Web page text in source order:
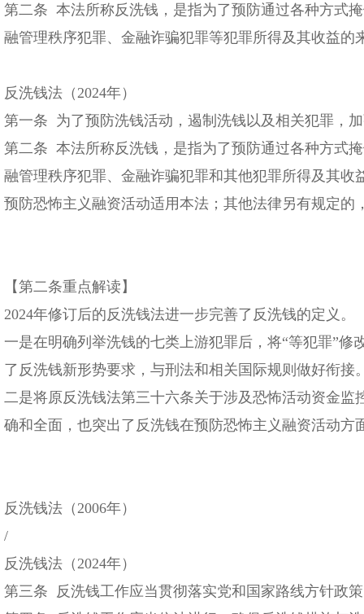
第二条 本法所称反洗钱，是指为了预防通过各种方式
融管理秩序犯罪、金融诈骗犯罪等犯罪所得及其收益
反洗钱法（2024年）
第一条 为了预防洗钱活动，遏制洗钱以及相关犯罪，
第二条 本法所称反洗钱，是指为了预防通过各种方式
融管理秩序犯罪、金融诈骗犯罪和其他犯罪所得及其
预防恐怖主义融资活动适用本法；其他法律另有规定的
【第二条重点解读】
2024年修订后的反洗钱法进一步完善了反洗钱的定义。
一是在明确列举洗钱的七类上游犯罪后，将“等犯罪”
了反洗钱新形势要求，与刑法和相关国际规则做好衔接
二是将原反洗钱法第三十六条关于涉及恐怖活动资金
确和全面，也突出了反洗钱在预防恐怖主义融资活动方
反洗钱法（2006年）
/
反洗钱法（2024年）
第三条 反洗钱工作应当贯彻落实党和国家路线方针政